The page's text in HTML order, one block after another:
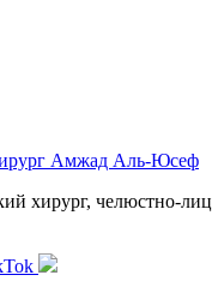
хирург, челюстно-